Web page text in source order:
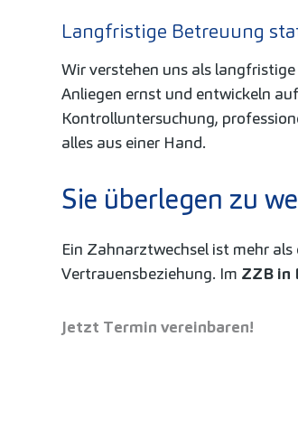
Langfristige Betreuung
Wir verstehen uns als
Anliegen ernst und entwickeln
Kontrolluntersuchung,
alles aus einer Hand.
Sie überlegen zu
Ein Zahnarztwechsel ist mehr
Vertrauensbeziehung. Im ZZB in
Jetzt Termin vereinbaren!